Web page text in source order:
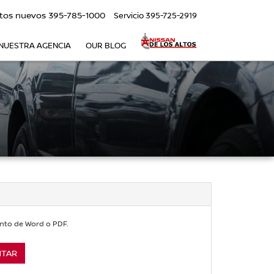
nuevos 395-785-1000 Servicio395-725-2919
AGENCIA OUR BLOG
de Word o PDF.